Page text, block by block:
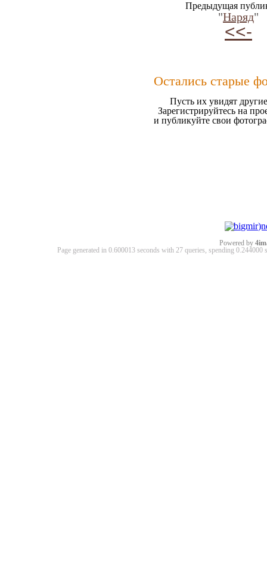
Предыдущая
"Наряд"
<<-
Остались старые
Пусть их увидят
Зарегистрируйтесь на
и публикуйте свои
Powered by
Page generated in 0.600013 seconds with 27 queries, spending